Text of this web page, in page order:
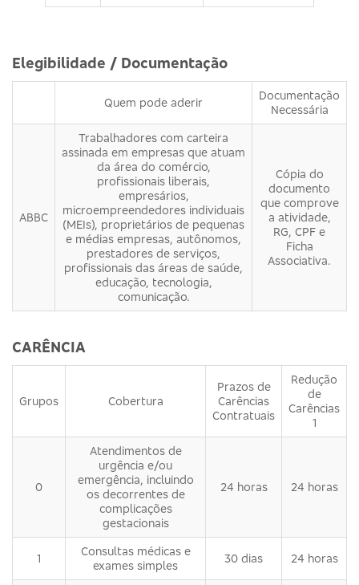
Elegibilidade / Documentação
Quem pode aderir
Documentação
Necessária
ABBC
Trabalhadores com carteira
assinada em empresas que atuam
da área do comércio,
profissionais liberais,
empresários,
microempreendedores individuais
(MEIs), proprietários de pequenas
e médias empresas, autônomos,
prestadores de serviços,
profissionais das áreas de saúde,
educação, tecnologia,
comunicação.
Cópia do
documento
que comprove
a atividade,
RG, CPF e
Ficha
Associativa.
CARÊNCIA
Grupos Cobertura
Prazos de
Carências
Contratuais
Redução
de
Carências
1
0
Atendimentos de
urgência e/ou
emergência, incluindo
os decorrentes de
complicações
gestacionais
24 horas 24 horas
1
Consultas médicas e
exames simples
30 dias 24 horas